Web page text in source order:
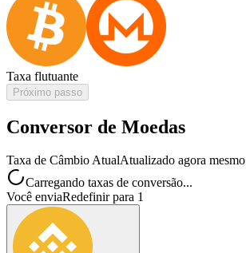
Taxa flutuante
Próximo passo
Conversor de Moedas
Taxa de Câmbio AtualAtualizado agora mesmo
Carregando taxas de conversão...
Você enviaRedefinir para 1